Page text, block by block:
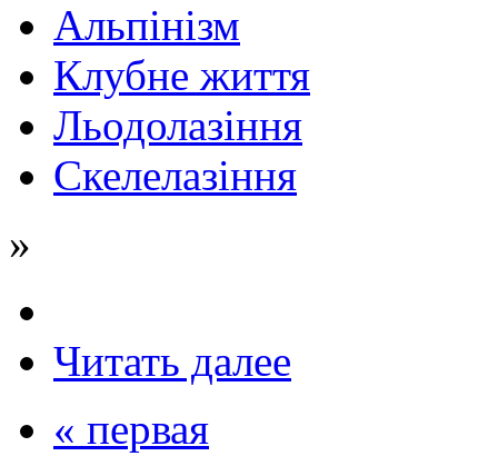
Альпінізм
Клубне життя
Льодолазіння
Скелелазіння
»
Читать далее
« первая